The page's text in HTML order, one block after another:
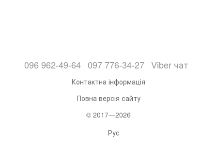
096 962-49-64 097 776-34-27 Viber чат
Контактна інформація
Повна версія сайту
© 2017—2026
Рус